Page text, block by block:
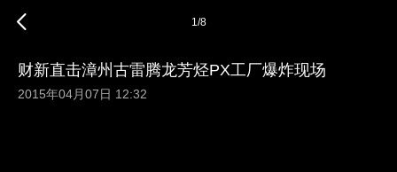
1/8
财新直击漳州古雷腾龙芳烃PX工厂爆炸现场
2015年04月07日 12:32